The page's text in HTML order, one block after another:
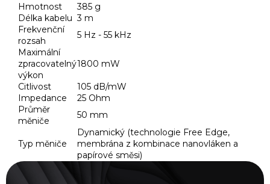
Hmotnost
385 g
Délka kabelu 3 m
Frekvenční
rozsah
5 Hz - 55 kHz
Maximální
zpracovatelný
výkon
1800 mW
Citlivost
105 dB/mW
Impedance
25 Ohm
Průměr
měniče
50 mm
Typ měniče
Dynamický (technologie Free Edge,
membrána z kombinace nanovláken a
papírové směsi)